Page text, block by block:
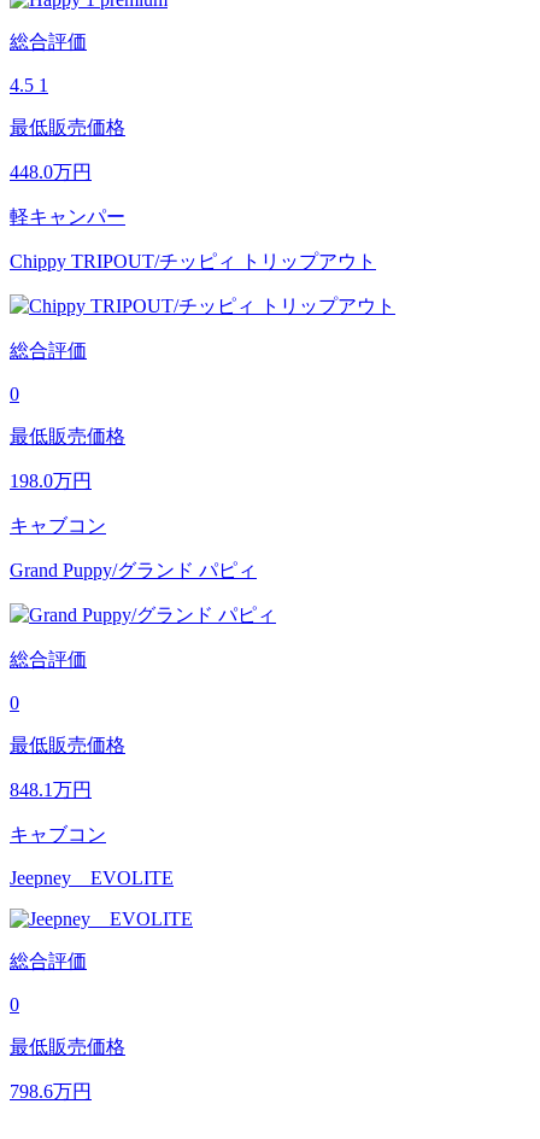
総合評価
4.5 1
最低販売価格
448.0万円
軽キャンパー
Chippy TRIPOUT/チッピィ トリップアウト
総合評価
0
最低販売価格
198.0万円
キャブコン
Grand Puppy/グランド パピィ
総合評価
0
最低販売価格
848.1万円
キャブコン
Jeepney EVOLITE
総合評価
0
最低販売価格
798.6万円